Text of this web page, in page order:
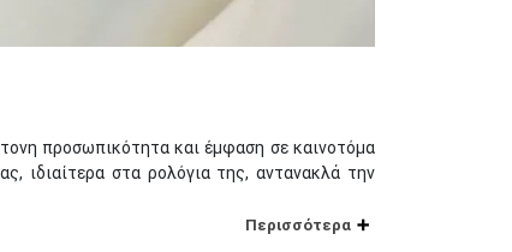
προσωπικότητα και έμφαση σε καινοτόμα
ιδιαίτερα στα ρολόγια της, αντανακλά την
Περισσότερα